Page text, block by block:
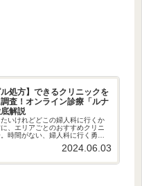
処方】できるクリニックを
査！オンライン診療「ルナ
解説
いけれどどこの婦人科に行くか
、エリアごとのおすすめクリニ
時間がない、婦人科に行く勇気
2024.06.03